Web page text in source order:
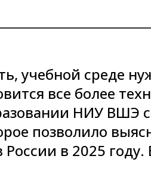
учебной среде
все более
НИУ ВШЭ
позволило
России в 2025